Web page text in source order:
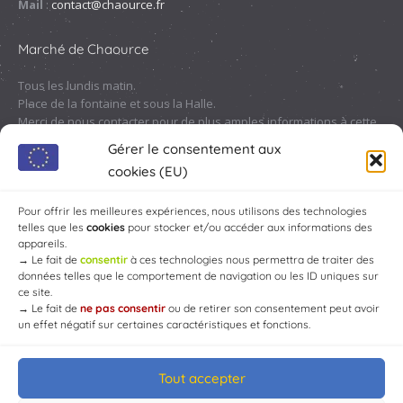
Gérer le consentement aux
cookies (EU)
Pour offrir les meilleures expériences, nous utilisons des technologies
telles que les cookies pour stocker et/ou accéder aux informations des
appareils.
→ Le fait de consentir à ces technologies nous permettra de traiter des
données telles que le comportement de navigation ou les ID uniques sur
ce site.
→ Le fait de ne pas consentir ou de retirer son consentement peut avoir
un effet négatif sur certaines caractéristiques et fonctions.
Tout accepter
Mail : contact@chaource.fr
Marché de Chaource
Tous les lundis matin.
Place de la fontaine et sous la Halle.
Merci de nous contacter pour de plus amples informations à cette
© Mairie de Chaource [2004-2024] | Tous droits réservés.